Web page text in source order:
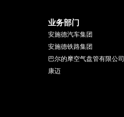
业务部门
安施德汽车集团
安施德铁路集团
巴尔的摩空气盘管有限公司
康迈